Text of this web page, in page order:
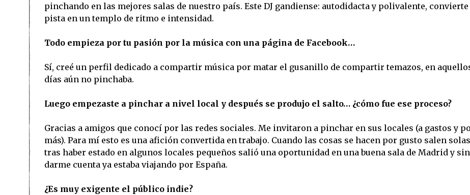
pinchando en las mejores salas de nuestro país. Este DJ gandiense: autodidacta y polivalente,
pista en un templo de ritmo e intensidad.
Todo empieza por tu pasión por la música con una página de Facebook…
Sí, creé un perfil dedicado a compartir música por matar el gusanillo de compartir temazos, en
días aún no pinchaba.
Luego empezaste a pinchar a nivel local y después se produjo el salto… ¿cómo fue ese proceso?
Gracias a amigos que conocí por las redes sociales. Me invitaron a pinchar en sus locales (a gastos y
más). Para mí esto es una afición convertida en trabajo. Cuando las cosas se hacen por gusto salen
tras haber estado en algunos locales pequeños salió una oportunidad en una buena sala de Madrid y sin
darme cuenta ya estaba viajando por España.
¿Es muy exigente el público indie?